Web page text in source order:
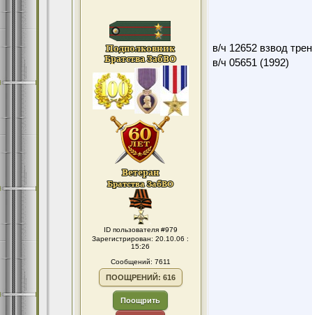
ID пользователя #979
Зарегистрирован: 20.10.06 :
15:26
Сообщений: 7611
ПООЩРЕНИЙ: 616
Поощрить
в/ч 12652 взвод
в/ч 05651 (1992)